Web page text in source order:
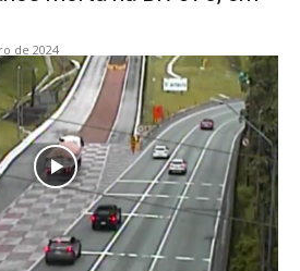
de 2024